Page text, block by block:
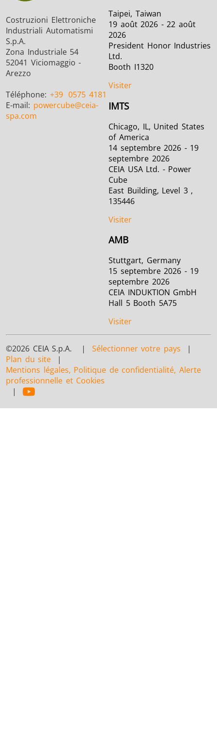
Costruzioni Elettroniche
Industriali Automatismi
S.p.A.
Zona Industriale 54
52041 Viciomaggio -
Arezzo
Téléphone: +39 0575 4181
E-mail: powercube@ceia-
spa.com
Taipei, Taiwan
19 août 2026 - 22 août
2026
President Honor Industries
Ltd.
Booth I1320
Visiter
IMTS
Chicago, IL, United States
of America
14 septembre 2026 - 19
septembre 2026
CEIA USA Ltd. - Power
Cube
East Building, Level 3 ,
135446
Visiter
AMB
Stuttgart, Germany
15 septembre 2026 - 19
septembre 2026
CEIA INDUKTION GmbH
Hall 5 Booth 5A75
Visiter
©2026 CEIA S.p.A. | Sélectionner votre pays |
Plan du site |
Mentions légales, Politique de confidentialité, Alerte
professionnelle et Cookies
|